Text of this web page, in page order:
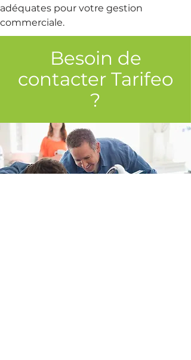
adéquates pour votre gestion
commerciale.
Besoin de
contacter Tarifeo
?